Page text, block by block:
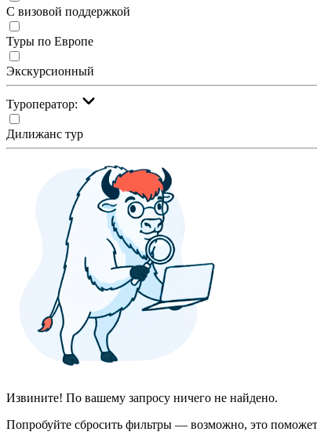
С визовой поддержкой
Туры по Европе
Экскурсионный
Туроператор:
Дилижанс тур
Извините! По вашему запросу ничего не найдено.
Попробуйте сбросить фильтры — возможно, это